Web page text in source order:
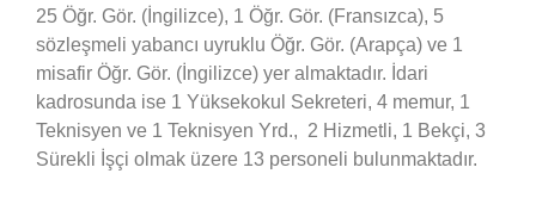
25 Öğr. Gör. (İngilizce), 1 Öğr. Gör. (Fransızca), 5
sözleşmeli yabancı uyruklu Öğr. Gör. (Arapça) ve 1
misafir Öğr. Gör. (İngilizce) yer almaktadır. İdari
kadrosunda ise 1 Yüksekokul Sekreteri, 4 memur, 1
Teknisyen ve 1 Teknisyen Yrd., 2 Hizmetli, 1 Bekçi, 3
Sürekli İşçi olmak üzere 13 personeli bulunmaktadır.